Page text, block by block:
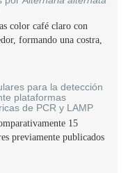
color café claro con
formando una costra,
para la detección
plataformas
de PCR y LAMP
15
previamente publicados